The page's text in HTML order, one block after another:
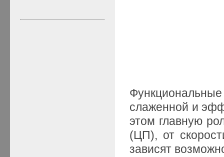
слаженной и
этом главную
(ЦП), от
зависят